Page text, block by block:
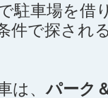
駐車場を借
件で探され
は、パーク